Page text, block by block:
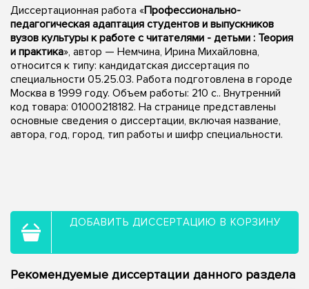
Диссертационная работа «Профессионально-
педагогическая адаптация студентов и выпускников
вузов культуры к работе с читателями - детьми : Теория
и практика», автор — Немчина, Ирина Михайловна,
относится к типу: кандидатская диссертация по
специальности 05.25.03. Работа подготовлена в городе
Москва в 1999 году. Объем работы: 210 с.. Внутренний
код товара: 01000218182. На странице представлены
основные сведения о диссертации, включая название,
автора, год, город, тип работы и шифр специальности.
ДОБАВИТЬ ДИССЕРТАЦИЮ В КОРЗИНУ
Рекомендуемые диссертации данного раздела